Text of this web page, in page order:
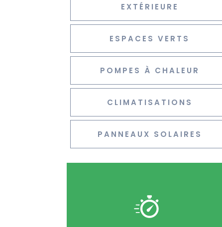
EXTÉRIEURE
ESPACES VERTS
POMPES À CHALEUR
CLIMATISATIONS
PANNEAUX SOLAIRES
Nos services express